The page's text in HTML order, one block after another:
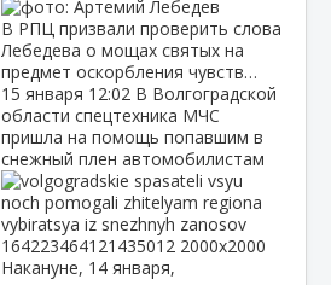
В РПЦ призвали проверить слова
Лебедева о мощах святых на
предмет оскорбления чувств…
15 января 12:02 В Волгоградской
области спецтехника МЧС
пришла на помощь попавшим в
снежный плен автомобилистам
Накануне, 14 января,